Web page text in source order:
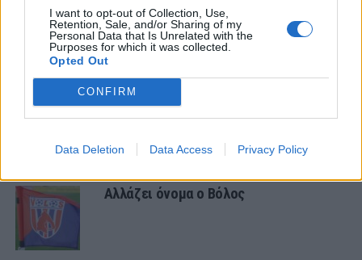
I want to opt-out of Collection, Use,
Retention, Sale, and/or Sharing of my
Personal Data that Is Unrelated with the
Purposes for which it was collected.
Opted Out
CONFIRM
Data Deletion Data Access Privacy Policy
Αλλάζει όνομα ο Βόλος
Φιλικό στην Κορυτσά η Κ19
ΕΙΔΗΣΕΙΣ
Αλλάζει όνομα ο Βόλος